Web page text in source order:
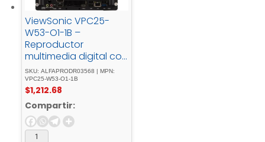
ViewSonic VPC25-
W53-O1-1B –
Reproductor
multimedia digital con
ranura – 16 GB RAM -
Intel - Core - i5SSD256
- GBedición -
Windows - 10 - Pro -
de - 64 - bits4K - UHD
- (2160p)
SKU: ALFAPRODR03568 | MPN:
VPC25-W53-O1-1B
$1,212.68
Compartir: